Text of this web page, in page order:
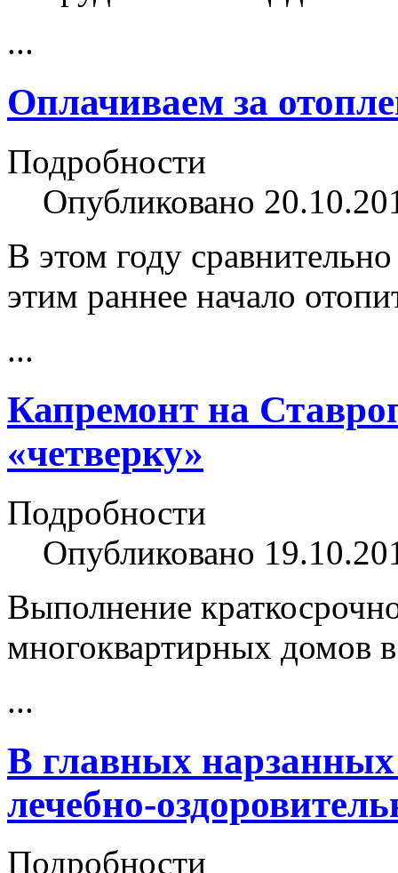
...
Оплачиваем за
Подробности
Опубликовано
В этом году
этим раннее начало
...
Капремонт на
«четверку»
Подробности
Опубликовано
Выполнение
многоквартирных домов
...
В главных нарзанных
лечебно-
Подробности